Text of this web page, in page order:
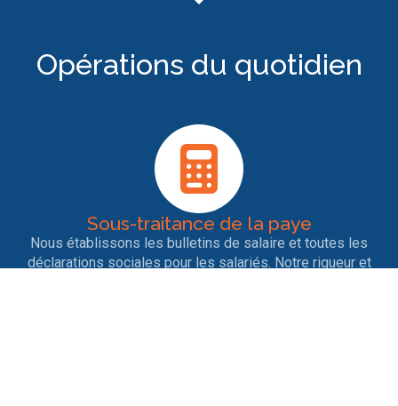
Opérations du quotidien
Sous-traitance de la paye
Nous établissons les bulletins de salaire et toutes les
déclarations sociales pour les salariés. Notre rigueur et